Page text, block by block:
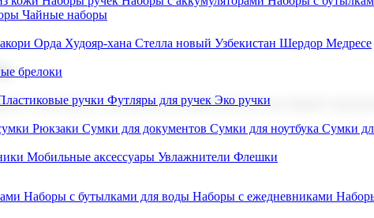
Чайные наборы
Орда Худояр-хана Стелла новый Узбекистан Шердор Медресе
брелоки
ручки Футляры для ручек Эко ручки
Рюкзаки Сумки для документов Сумки для ноутбука Сумки
Мобильные аксессуары Увлажнители Флешки
и сувениров с логотипом. В нашем каталоге вы найдете
Наборы с бутылками для воды Наборы с ежедневниками